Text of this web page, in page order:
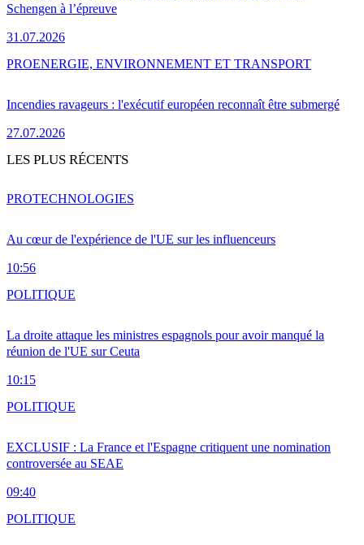
Schengen à l’épreuve
31.07.2026
Incendies ravageurs : l'exécutif européen reconnaît être submergé
27.07.2026
PROENERGIE, ENVIRONNEMENT ET TRANSPORT
LES PLUS RÉCENTS
Au cœur de l'expérience de l'UE sur les influenceurs
10:56
PROTECHNOLOGIES
La droite attaque les ministres espagnols pour avoir manqué la
réunion de l'UE sur Ceuta
10:15
POLITIQUE
EXCLUSIF : La France et l'Espagne critiquent une nomination
controversée au SEAE
09:40
POLITIQUE
POLITIQUE